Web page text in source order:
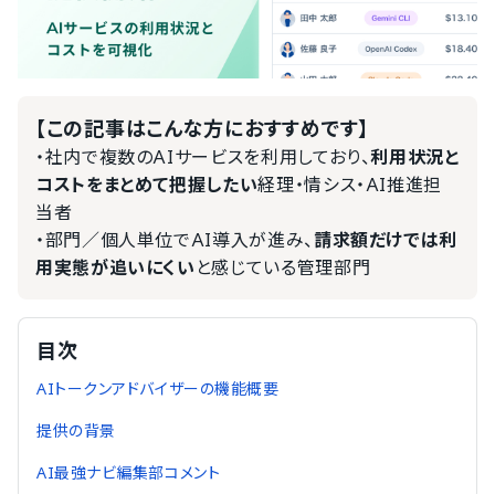
【この記事はこんな方におすすめです】
・社内で複数のAIサービスを利用しており、利用状況と
コストをまとめて把握したい経理・情シス・AI推進担
当者
・部門／個人単位でAI導入が進み、請求額だけでは利
用実態が追いにくい と感じている管理部門
目次
AIトークンアドバイザーの機能概要
提供の背景
AI最強ナビ編集部コメント